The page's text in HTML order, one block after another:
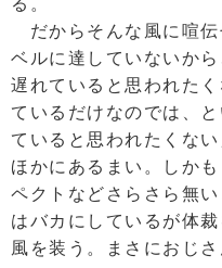
だからそんな風に喧
ベルに達していないか
遅れていると思われた
ているだけなのでは、
ていると思われたくな
ほかにあるまい。しか
ペクトなどさらさら無
はバカにしているが体
風を装う。まさにおじ